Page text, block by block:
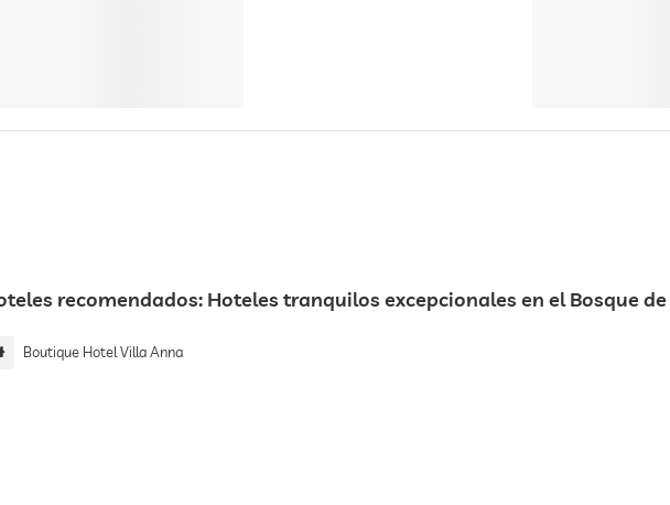
recomendados: Hoteles tranquilos excepcionales en el Bosque
Boutique Hotel Villa Anna